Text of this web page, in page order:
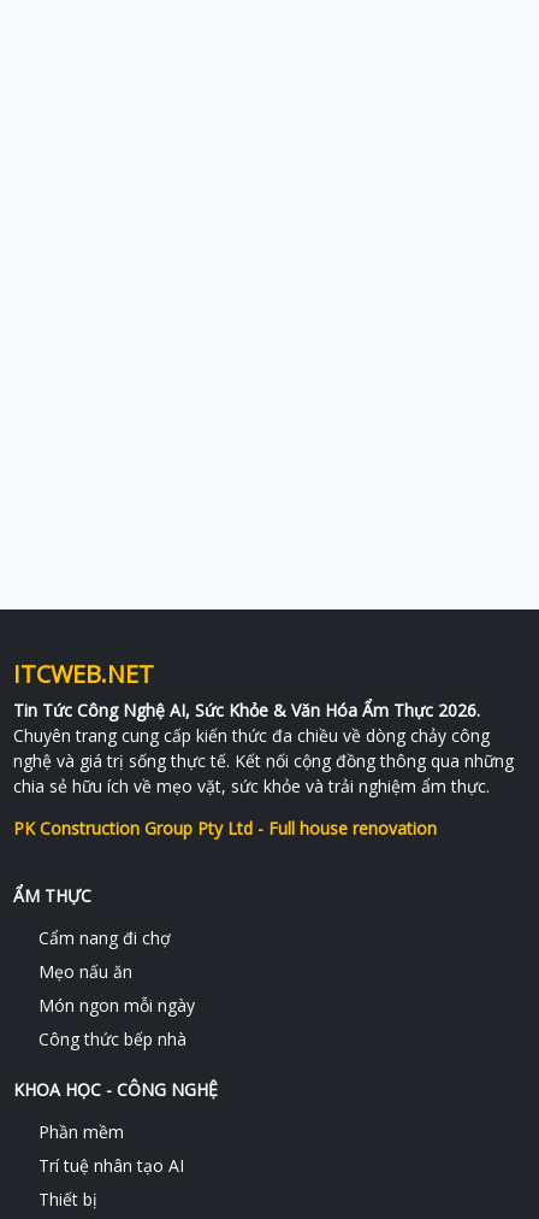
ITCWEB.NET
Tin Tức Công Nghệ AI, Sức Khỏe & Văn Hóa Ẩm Thực 2026.
Chuyên trang cung cấp kiến thức đa chiều về dòng chảy công
nghệ và giá trị sống thực tế. Kết nối cộng đồng thông qua những
chia sẻ hữu ích về mẹo vặt, sức khỏe và trải nghiệm ẩm thực.
PK Construction Group Pty Ltd - Full house renovation
ẨM THỰC
Cẩm nang đi chợ
Mẹo nấu ăn
Món ngon mỗi ngày
Công thức bếp nhà
KHOA HỌC - CÔNG NGHỆ
Phần mềm
Trí tuệ nhân tạo AI
Thiết bị